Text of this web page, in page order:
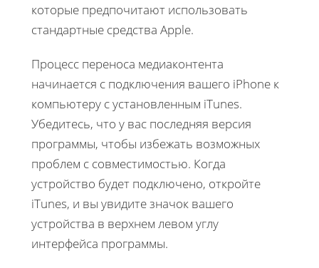
которые предпочитают использовать
стандартные средства Apple.
Процесс переноса медиаконтента
начинается с подключения вашего iPhone к
компьютеру с установленным iTunes.
Убедитесь, что у вас последняя версия
программы, чтобы избежать возможных
проблем с совместимостью. Когда
устройство будет подключено, откройте
iTunes, и вы увидите значок вашего
устройства в верхнем левом углу
интерфейса программы.